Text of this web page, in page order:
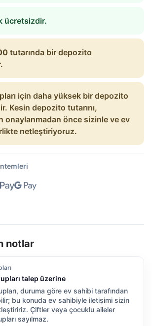
ücretsizdir.
tutarında bir depozito
için daha yüksek bir depozito
Kesin depozito tutarını,
onaylanmadan önce sizinle ve ev
netleştiriyoruz.
notlar
talep üzerine
duruma göre ev sahibi tarafından
bu konuda ev sahibiyle iletişimi sizin
Çiftler veya çocuklu aileler
sayılmaz.